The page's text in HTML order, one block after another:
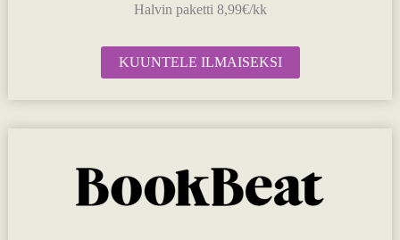
Halvin paketti 8,99€/kk
KUUNTELE ILMAISEKSI